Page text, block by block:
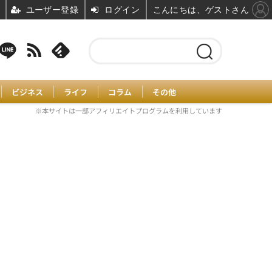
ビジネス ライフ コラム その他
※本サイトは一部アフィリエイトプログラムを利用しています
ユーザー登録 ログイン こんにちは、ゲストさん